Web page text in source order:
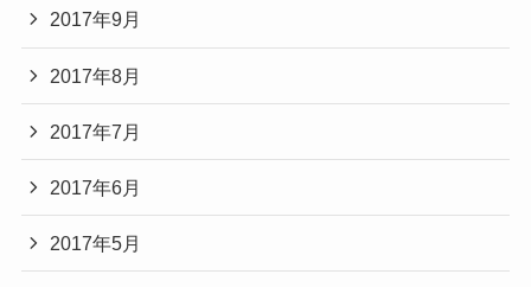
2017年9月
2017年8月
2017年7月
2017年6月
2017年5月